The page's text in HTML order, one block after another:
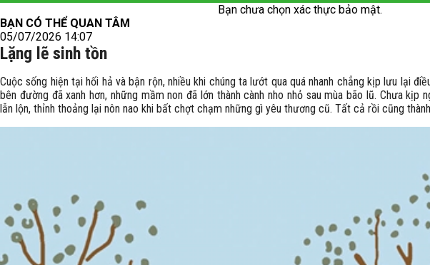
Bạn chưa chọn xác thực bảo mật.
BẠN CÓ THỂ QUAN TÂM
05/07/2026 14:07
Lặng lẽ sinh tồn
Cuộc sống hiện tại hối hả và bận rộn, nhiều khi chúng ta lướt qua quá nhanh chẳng kịp lưu lại
bên đường đã xanh hơn, những mầm non đã lớn thành cành nho nhỏ sau mùa bão lũ. Chưa kịp
lẫn lộn, thỉnh thoảng lại nôn nao khi bất chợt chạm những gì yêu thương cũ. Tất cả rồi cũng